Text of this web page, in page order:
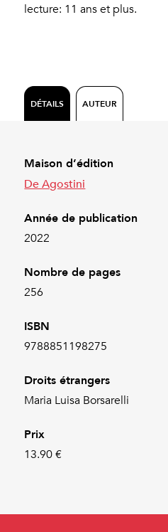
lecture: 11 ans et plus.
DÉTAILS AUTEUR
Maison d’édition
De Agostini
Année de publication
2022
Nombre de pages
256
ISBN
9788851198275
Droits étrangers
Maria Luisa Borsarelli
Prix
13.90 €